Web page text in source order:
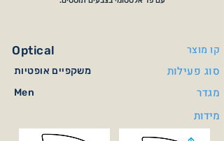
Optical קו מוצר
משקפיים אופטיות סוג פעילות
Men
מגדר
מידות